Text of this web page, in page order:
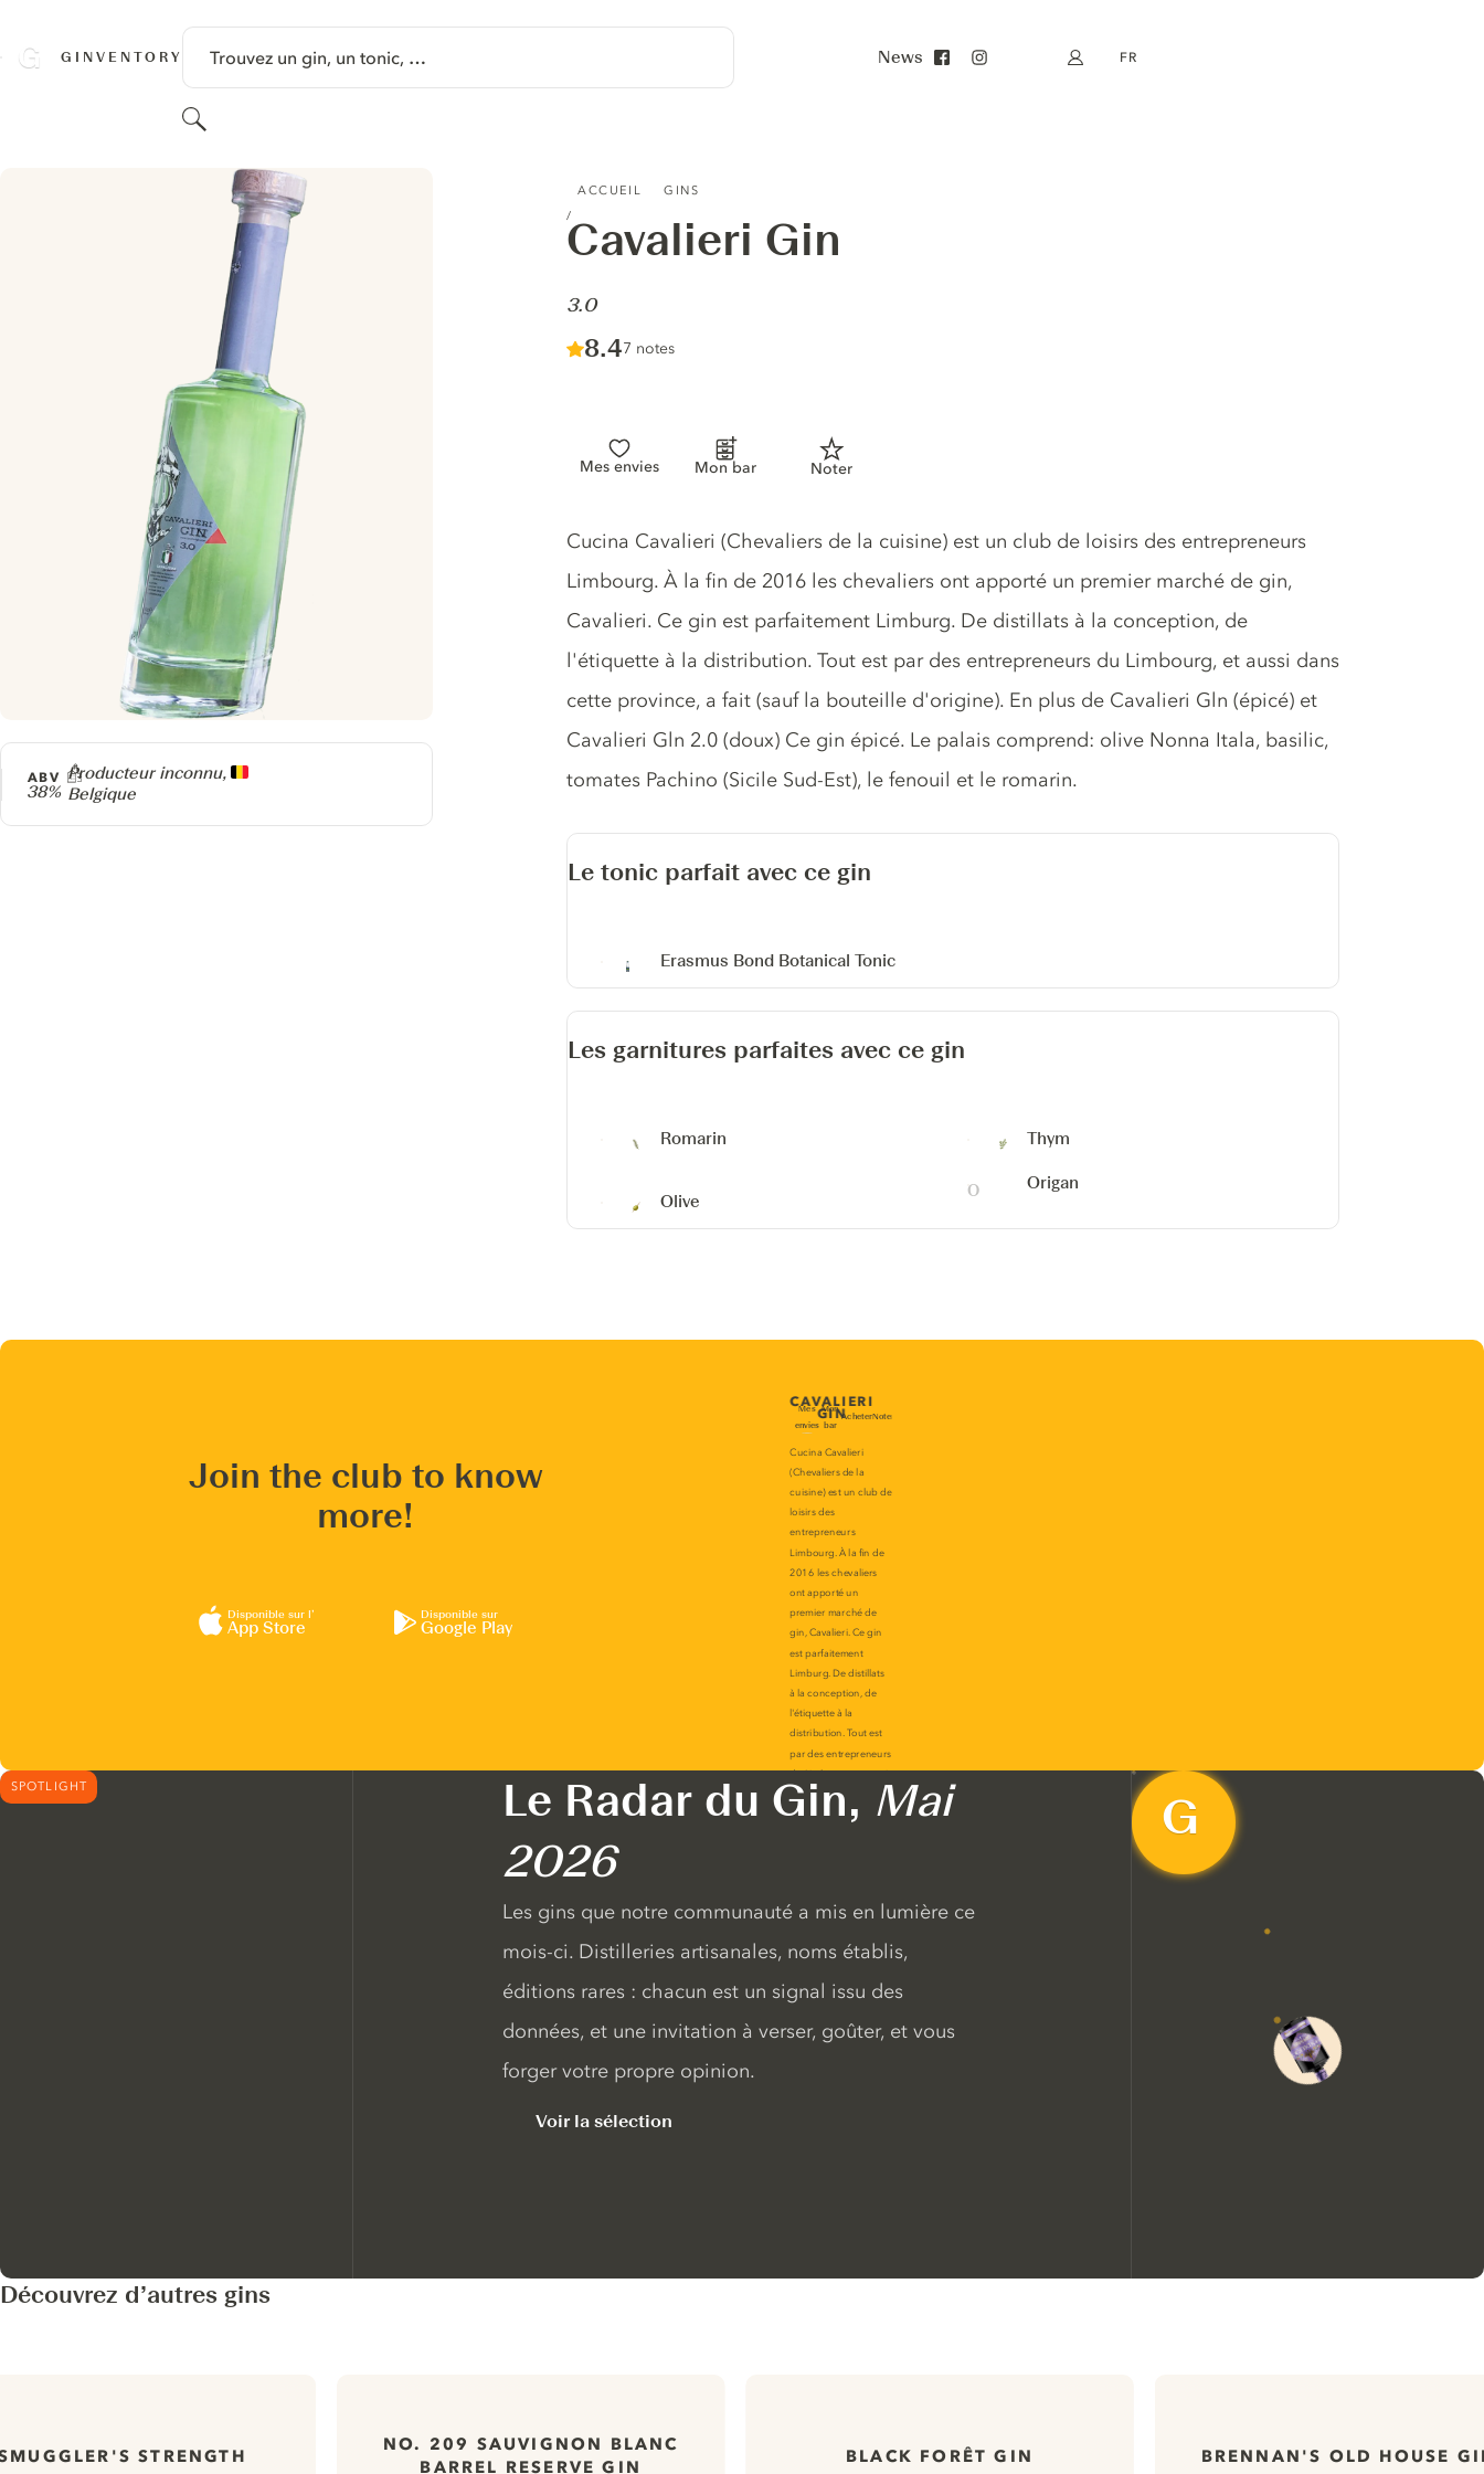
GINVENTORY Trouvez un gin, un tonic, …
Rechercher
News Mon compte
FR
ACCUEIL GINS
Cavalieri Gin
-
3.0
Score :
8.4/ 10
7 notes
Mes envies Mon bar Noter
Producteur
Producteur inconnu,
Belgique
ABV
38%
Description du gin
Cucina Cavalieri (Chevaliers de la cuisine) est un club de loisirs des entrepreneurs
Limbourg. À la fin de 2016 les chevaliers ont apporté un premier marché de gin,
Cavalieri. Ce gin est parfaitement Limburg. De distillats à la conception, de
l'étiquette à la distribution. Tout est par des entrepreneurs du Limbourg, et aussi dans
cette province, a fait (sauf la bouteille d'origine). En plus de Cavalieri Gln (épicé) et
Cavalieri Gln 2.0 (doux) Ce gin épicé. Le palais comprend: olive Nonna Itala, basilic,
tomates Pachino (Sicile Sud-Est), le fenouil et le romarin.
Le tonic parfait avec ce gin
Erasmus Bond Botanical Tonic
Les garnitures parfaites avec ce gin
Romarin Thym
Olive
Origan
Join the club to know
more!
Disponible sur l’
App Store
Disponible sur
Google Play
SPOTLIGHT Le Radar du Gin, Mai
2026
Les gins que notre communauté a mis en lumière ce
mois-ci. Distilleries artisanales, noms établis,
éditions rares : chacun est un signal issu des
données, et une invitation à verser, goûter, et vous
forger votre propre opinion.
Voir la sélection
Découvrez d’autres gins
STRENGTH
NO. 209 SAUVIGNON BLANC
BARREL RESERVE GIN
BLACK FORÊT GIN BRENNAN'S OLD HOUSE